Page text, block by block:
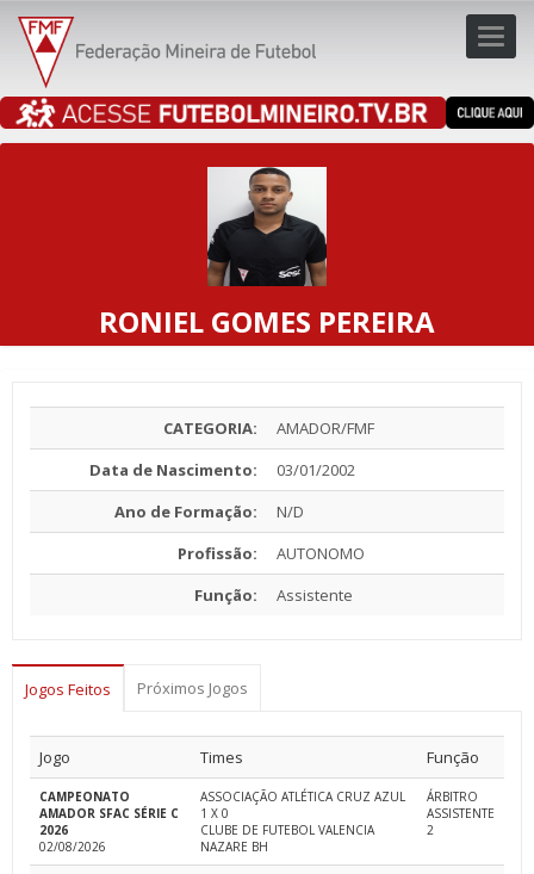
RONIEL GOMES PEREIRA
CATEGORIA:
AMADOR/FMF
Data de Nascimento:
03/01/2002
Ano de Formação:
N/D
Profissão:
AUTONOMO
Função:
Assistente
Jogos Feitos Próximos Jogos
Jogo Times Função
CAMPEONATO
AMADOR SFAC SÉRIE C
2026
02/08/2026
ASSOCIAÇÃO ATLÉTICA CRUZ AZUL
1 X 0
CLUBE DE FUTEBOL VALENCIA
NAZARE BH
ÁRBITRO
ASSISTENTE
2